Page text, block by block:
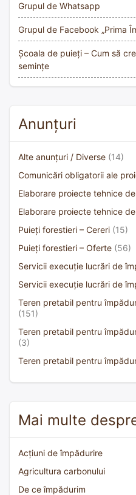
Grupul de Whatsapp
Grupul de Facebook „Prima
Școala de puieți – Cum să
semințe
Anunțuri
Alte anunțuri / Diverse (14)
Comunicări obligatorii ale
Elaborare proiecte tehnice
Elaborare proiecte tehnice
Puieți forestieri – Cereri (15)
Puieți forestieri – Oferte (56)
Servicii execuție lucrări de
Servicii execuție lucrări de
Teren pretabil pentru
(151)
Teren pretabil pentru
(3)
Teren pretabil pentru
Mai multe
Acțiuni de împădurire
Agricultura carbonului
De ce împădurim